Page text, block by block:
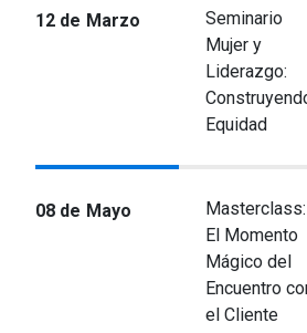
12 de Marzo
Seminario
Mujer y
Liderazgo:
Equidad
08 de Mayo
Masterclass:
El Momento
Mágico del
Encuentro
el Cliente